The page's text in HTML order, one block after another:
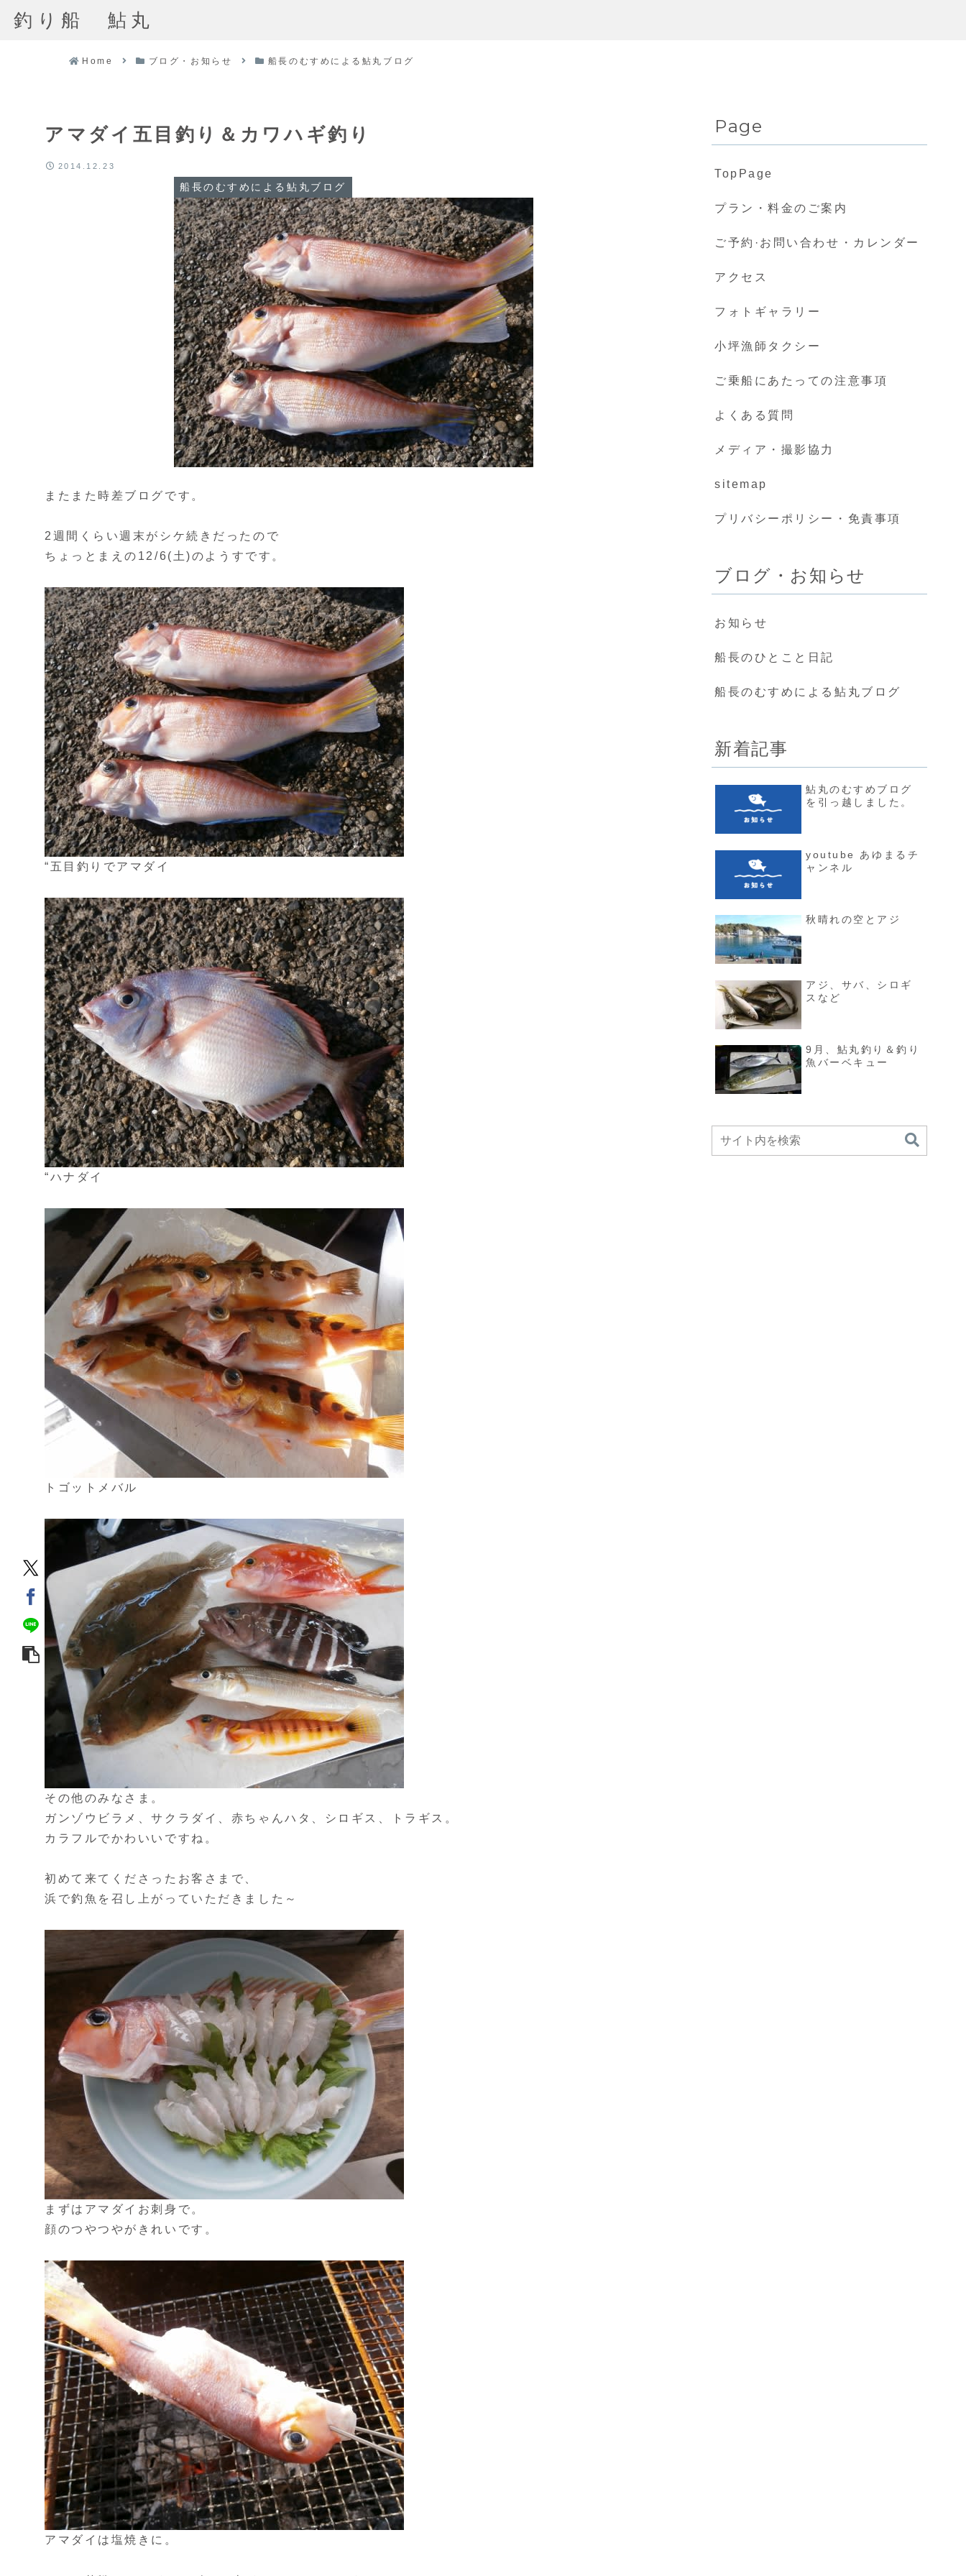
釣り船 鮎丸
Home ブログ・お知らせ 船長のむすめによる鮎丸ブログ
アマダイ五目釣り＆カワハギ釣り
船長のむすめによる鮎丸ブログ
2014.12.23
またまた時差ブログです。
2週間くらい週末がシケ続きだったので
ちょっとまえの12/6(土)のようすです。
“五目釣りでアマダイ
“ハナダイ
トゴットメバル
その他のみなさま。
ガンゾウビラメ、サクラダイ、赤ちゃんハタ、シロギス、トラギス。
カラフルでかわいいですね。
初めて来てくださったお客さまで、
浜で釣魚を召し上がっていただきました～
まずはアマダイお刺身で。
顔のつやつやがきれいです。
アマダイは塩焼きに。
Page
TopPage
プラン・料金のご案内
ご予約·お問い合わせ・カレンダー
アクセス
フォトギャラリー
小坪漁師タクシー
ご乗船にあたっての注意事項
よくある質問
メディア・撮影協力
sitemap
プリバシーポリシー・免責事項
ブログ・お知らせ
お知らせ
船長のひとこと日記
船長のむすめによる鮎丸ブログ
新着記事
鮎丸のむすめブログ
を引っ越しました。
youtube あゆまるチ
ャンネル
秋晴れの空とアジ
アジ、サバ、シロギ
スなど
9月、鮎丸釣り＆釣り
魚バーベキュー